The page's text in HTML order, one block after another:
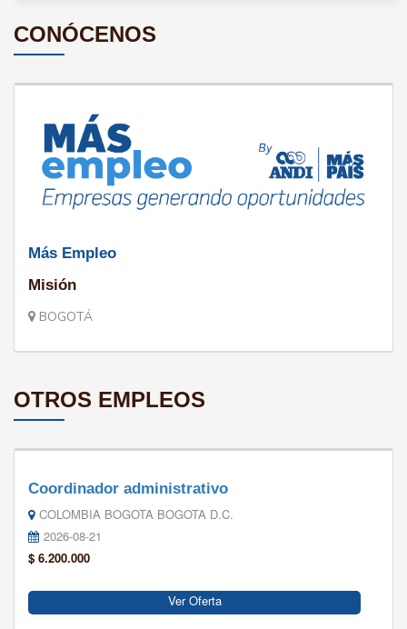
CONÓCENOS
Más Empleo
Misión
BOGOTÁ
OTROS EMPLEOS
Coordinador administrativo
COLOMBIA BOGOTA BOGOTA D.C.
2026-08-21
$ 6.200.000
Ver Oferta